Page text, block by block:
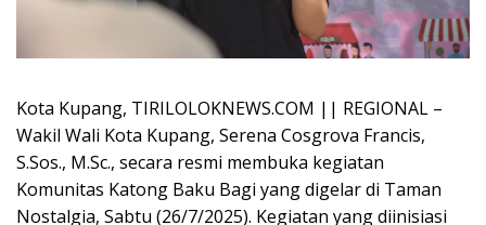
Kota Kupang, TIRILOLOKNEWS.COM || REGIONAL –
Wakil Wali Kota Kupang, Serena Cosgrova Francis,
S.Sos., M.Sc., secara resmi membuka kegiatan
Komunitas Katong Baku Bagi yang digelar di Taman
Nostalgia, Sabtu (26/7/2025). Kegiatan yang diinisiasi